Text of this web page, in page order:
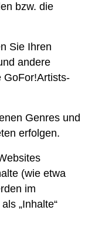
bzw. die
Sie Ihren
andere
GoFor!Artists-
Genres und
erfolgen.
(wie etwa
im
„Inhalte“